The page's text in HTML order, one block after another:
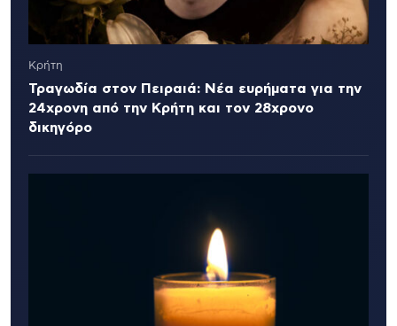
Κρήτη
Τραγωδία στον Πειραιά: Νέα ευρήματα για την
24χρονη από την Κρήτη και τον 28χρονο
δικηγόρο